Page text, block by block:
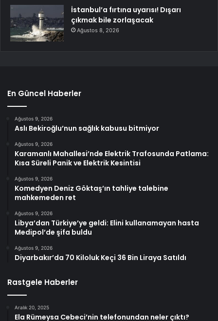
İstanbul’a fırtına uyarısı! Dışarı
çıkmak bile zorlaşacak
Ağustos 8, 2026
En Güncel Haberler
Ağustos 9, 2026
Aslı Bekiroğlu’nun sağlık kabusu bitmiyor
Ağustos 9, 2026
Karamanlı Mahallesi’nde Elektrik Trafosunda Patlama:
Kısa Süreli Panik ve Elektrik Kesintisi
Ağustos 9, 2026
Komedyen Deniz Göktaş’ın tahliye talebine
mahkemeden ret
Ağustos 9, 2026
Libya’dan Türkiye’ye geldi: Elini kullanamayan hasta
Medipol’de şifa buldu
Ağustos 9, 2026
Diyarbakır’da 70 Kiloluk Keçi 36 Bin Liraya Satıldı
Rastgele Haberler
Aralık 20, 2025
Ela Rümeysa Cebeci’nin telefonundan neler çıktı?